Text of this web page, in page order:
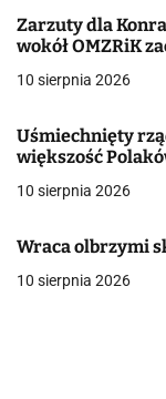
a
c
a
w
i
Zarzuty dla
wokół OMZRiK
10 sierpnia 2026
Uśmiechnięty
większość
10 sierpnia 2026
Wraca olbrzymi
10 sierpnia 2026